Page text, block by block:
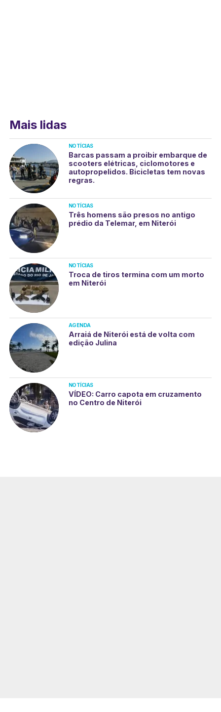
Mais lidas
NOTÍCIAS
Barcas passam a proibir embarque de
scooters elétricas, ciclomotores e
autopropelidos. Bicicletas tem novas
regras.
NOTÍCIAS
Três homens são presos no antigo
prédio da Telemar, em Niterói
NOTÍCIAS
Troca de tiros termina com um morto
em Niterói
AGENDA
Arraiá de Niterói está de volta com
edição Julina
NOTÍCIAS
VÍDEO: Carro capota em cruzamento
no Centro de Niterói